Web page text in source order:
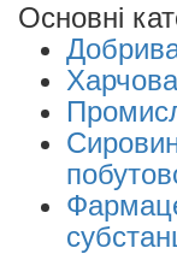
Основні
Харчова